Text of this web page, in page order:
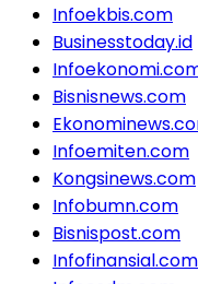
Infoekbis.com
Businesstoday.id
Bisnisnews.com
Infoemiten.com
Kongsinews.com
Infobumn.com
Bisnispost.com
Infofinansial.com